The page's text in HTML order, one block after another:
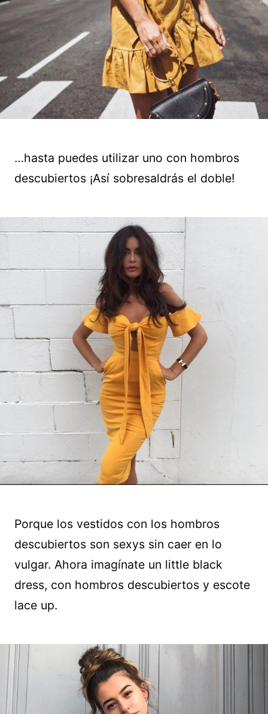
…hasta puedes utilizar uno con hombros
descubiertos ¡Así sobresaldrás el doble!
Porque los vestidos con los hombros
descubiertos son sexys sin caer en lo
vulgar. Ahora imagínate un little black
dress, con hombros descubiertos y escote
lace up.